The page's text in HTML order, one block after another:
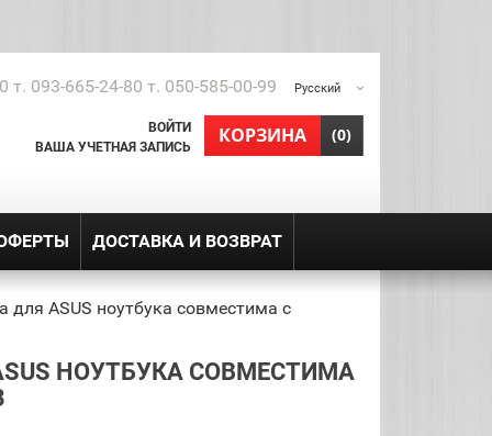
Русский
т. 093-665-24-80 т. 050-585-00-99
КОРЗИНА
shopping_cart (0)
ВОЙТИ
ВАША УЧЕТНАЯ ЗАПИСЬ
ДОСТАВКА И ВОЗВРАТ
для ASUS ноутбука совместима с
НОУТБУКА СОВМЕСТИМА